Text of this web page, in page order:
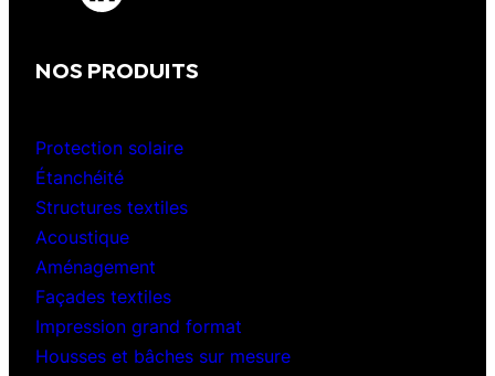
NOS PRODUITS
Protection solaire
Étanchéité
Structures textiles
Acoustique
Aménagement
Façades textiles
Impression grand format
Housses et bâches sur mesure